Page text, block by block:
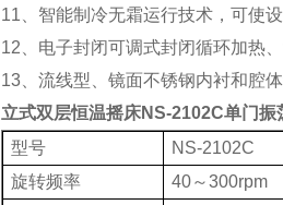
11、智能制冷无霜运行技术，可使
12、电子封闭可调式封闭循环加热
13、流线型、镜面不锈钢内衬和腔
立式双层恒温摇床NS-2102C单门振
型号
NS-2102C
旋转频率
40～300rpm